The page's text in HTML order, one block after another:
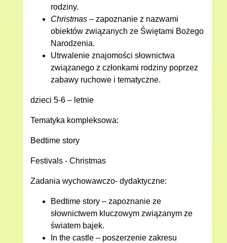
rodziny.
Christmas – zapoznanie z nazwami
obiektów związanych ze Świętami Bożego
Narodzenia.
Utrwalenie znajomości słownictwa
związanego z członkami rodziny poprzez
zabawy ruchowe i tematyczne.
dzieci 5-6 – letnie
Tematyka kompleksowa:
Bedtime story
Festivals - Christmas
Zadania wychowawczo- dydaktyczne:
Bedtime story – zapoznanie ze
słownictwem kluczowym związanym ze
światem bajek.
In the castle – poszerzenie zakresu